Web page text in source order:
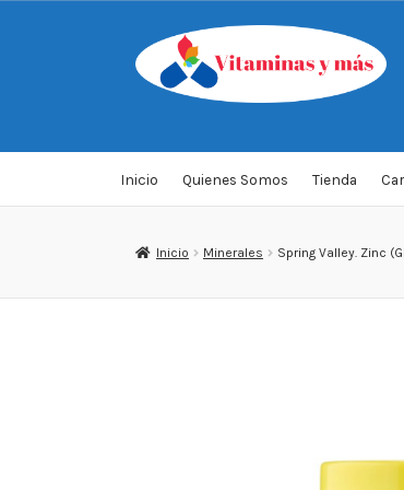
Saltar
a
navegación
al
contenido
Inicio Quienes Somos Tienda
Inicio Minerales Spring Valley. Zinc